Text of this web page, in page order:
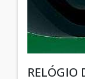
RELÓGIO